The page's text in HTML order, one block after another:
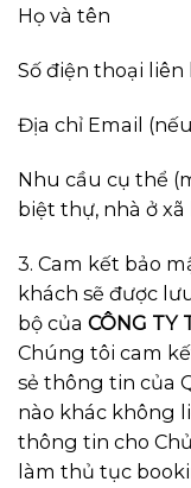
Họ và tên
Số điện thoại liên
Địa chỉ Email
Nhu cầu cụ thể
biệt thự, nhà ở xã
3. Cam kết bảo
khách sẽ được
bộ của CÔNG TY
Chúng tôi cam
sẻ thông tin của
nào khác không
thông tin cho
làm thủ tục